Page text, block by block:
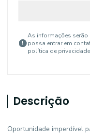
As informações
possa entrar em
política de
Descrição
Oportunidade imperdível